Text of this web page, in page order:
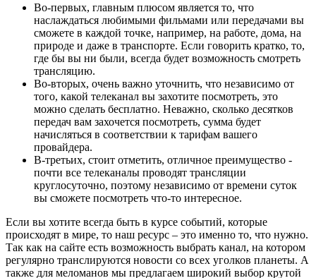
Во-первых, главным плюсом является то, что
наслаждаться любимыми фильмами или передачами вы
сможете в каждой точке, например, на работе, дома, на
природе и даже в транспорте. Если говорить кратко, то,
где бы вы ни были, всегда будет возможность смотреть
трансляцию.
Во-вторых, очень важно уточнить, что независимо от
того, какой телеканал вы захотите посмотреть, это
можно сделать бесплатно. Неважно, сколько десятков
передач вам захочется посмотреть, сумма будет
начисляться в соответствии к тарифам вашего
провайдера.
В-третьих, стоит отметить, отличное преимущество -
почти все телеканалы проводят трансляции
круглосуточно, поэтому независимо от времени суток
вы сможете посмотреть что-то интересное.
Если вы хотите всегда быть в курсе событий, которые
происходят в мире, то наш ресурс – это именно то, что нужно.
Так как на сайте есть возможность выбрать канал, на котором
регулярно транслируются новости со всех уголков планеты. А
также для меломанов мы предлагаем широкий выбор крутой